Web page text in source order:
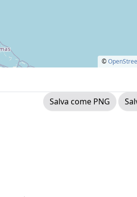
©
Salva come PNG